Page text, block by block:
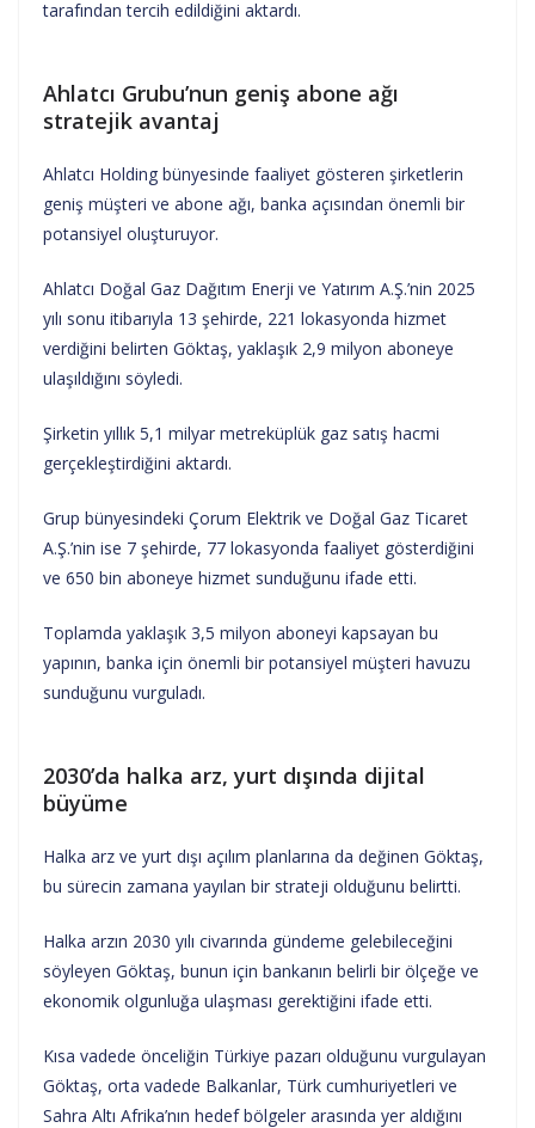
tarafından tercih edildiğini aktardı.
Ahlatcı Grubu’nun geniş abone ağı
stratejik avantaj
Ahlatcı Holding bünyesinde faaliyet gösteren şirketlerin
geniş müşteri ve abone ağı, banka açısından önemli bir
potansiyel oluşturuyor.
Ahlatcı Doğal Gaz Dağıtım Enerji ve Yatırım A.Ş.’nin 2025
yılı sonu itibarıyla 13 şehirde, 221 lokasyonda hizmet
verdiğini belirten Göktaş, yaklaşık 2,9 milyon aboneye
ulaşıldığını söyledi.
Şirketin yıllık 5,1 milyar metreküplük gaz satış hacmi
gerçekleştirdiğini aktardı.
Grup bünyesindeki Çorum Elektrik ve Doğal Gaz Ticaret
A.Ş.’nin ise 7 şehirde, 77 lokasyonda faaliyet gösterdiğini
ve 650 bin aboneye hizmet sunduğunu ifade etti.
Toplamda yaklaşık 3,5 milyon aboneyi kapsayan bu
yapının, banka için önemli bir potansiyel müşteri havuzu
sunduğunu vurguladı.
2030’da halka arz, yurt dışında dijital
büyüme
Halka arz ve yurt dışı açılım planlarına da değinen Göktaş,
bu sürecin zamana yayılan bir strateji olduğunu belirtti.
Halka arzın 2030 yılı civarında gündeme gelebileceğini
söyleyen Göktaş, bunun için bankanın belirli bir ölçeğe ve
ekonomik olgunluğa ulaşması gerektiğini ifade etti.
Kısa vadede önceliğin Türkiye pazarı olduğunu vurgulayan
Göktaş, orta vadede Balkanlar, Türk cumhuriyetleri ve
Sahra Altı Afrika’nın hedef bölgeler arasında yer aldığını